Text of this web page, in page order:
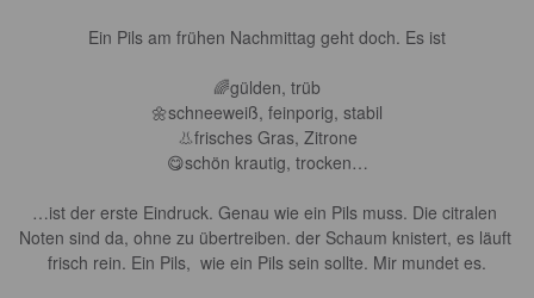
Ein Pils am frühen Nachmittag geht doch. Es ist
🌈gülden, trüb
🌼schneeweiß, feinporig, stabil
👃frisches Gras, Zitrone
😋schön krautig, trocken…
…ist der erste Eindruck. Genau wie ein Pils muss. Die citralen
Noten sind da, ohne zu übertreiben. der Schaum knistert, es läuft
frisch rein. Ein Pils,  wie ein Pils sein sollte. Mir mundet es.